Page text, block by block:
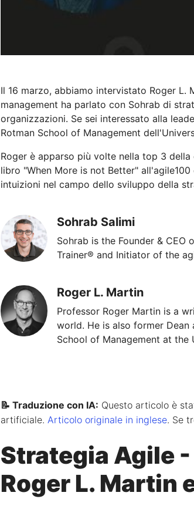
Il 16 marzo, abbiamo intervistato Roger L.
management ha parlato con Sohrab di
organizzazioni. Se sei interessato alla
Rotman School of Management
Roger è apparso più volte nella top 3
libro "When More is not Better"
intuizioni nel campo dello sviluppo della
Sohrab Salimi
Sohrab is the Founder & CEO
Trainer® and Initiator of the
Roger L. Martin
Professor Roger Martin is a
world. He is also former
School of Management at the
📝 Traduzione con IA: Questo articolo è
artificiale. Articolo originale in inglese. Se
Strategia Agile
Roger L. Martin